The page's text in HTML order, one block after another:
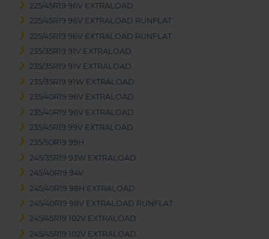
225/45R19 96V EXTRALOAD
225/45R19 96V EXTRALOAD RUNFLAT
225/45R19 96V EXTRALOAD RUNFLAT
235/35R19 91V EXTRALOAD
235/35R19 91V EXTRALOAD
235/35R19 91W EXTRALOAD
235/40R19 96V EXTRALOAD
235/40R19 96V EXTRALOAD
235/45R19 99V EXTRALOAD
235/50R19 99H
245/35R19 93W EXTRALOAD
245/40R19 94V
245/40R19 98H EXTRALOAD
245/40R19 98V EXTRALOAD RUNFLAT
245/45R19 102V EXTRALOAD
245/45R19 102V EXTRALOAD